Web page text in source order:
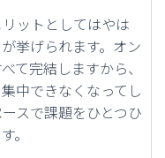
ットとしてはやは
挙げられます。オン
て完結しますから、
中できなくなってし
スで課題をひとつひ
。